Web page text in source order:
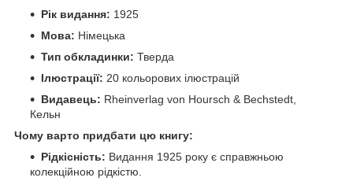
Рік видання: 1925
Мова: Німецька
Тип обкладинки: Тверда
Ілюстрації: 20 кольорових ілюстрацій
Видавець: Rheinverlag von Hoursch & Bechstedt,
Кельн
Чому варто придбати цю книгу:
Рідкісність: Видання 1925 року є справжньою
колекційною рідкістю.